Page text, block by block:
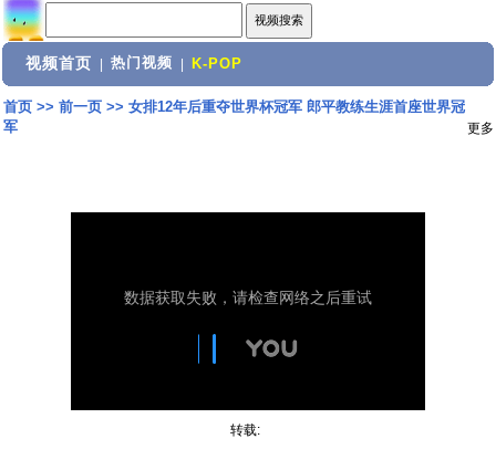
视频首页 热门视频 K-POP
首页>> 前一页>> 女排12年后重夺世界杯冠军 郎平教练生涯首座世界冠
军
更多
转载: